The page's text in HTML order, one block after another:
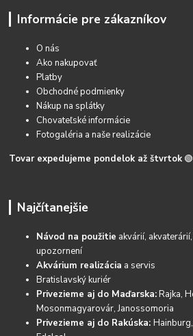
Informácie pre zákazníkov
O nás
Ako nakupovať
Platby
Obchodné podmienky
Nákup na splátky
Chovateľské informácie
Fotogaléria a naše realizácie
Tovar expedujeme pondelok až štvrtok 🟢
Najčítanejšie
Návod na použitie akvárií,
upozornení
Akvárium realizácia a servis
Bratislavský kuriér
Privezieme aj do Maďarska:Rajka,
Mosonmagyarovár, Janossomoria
Privezieme aj do Rakúska: